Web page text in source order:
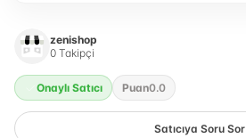
zenishop
0 Takipçi
Onaylı Satıcı Puan0.0
Satıcıya Soru Sor